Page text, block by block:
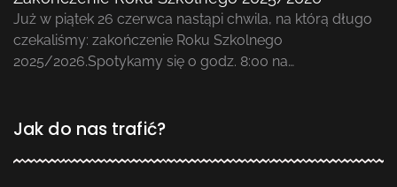
Już w piątek 26 czerwca nastąpi chwila, na którą długo
czekaliśmy: zakończenie Roku Szkolnego
2025/2026.Spotykamy się o godz. 8:00 na…
Jak do nas trafić?